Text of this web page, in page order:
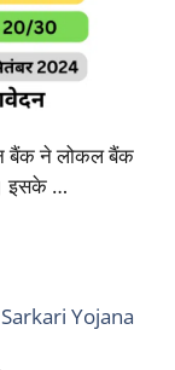
बैंक ने लोकल बैंक
इसके …
Yojana